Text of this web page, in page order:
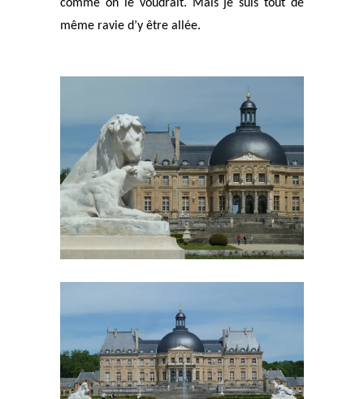
comme on le voudrait. Mais je suis tout de
même ravie d’y être allée.